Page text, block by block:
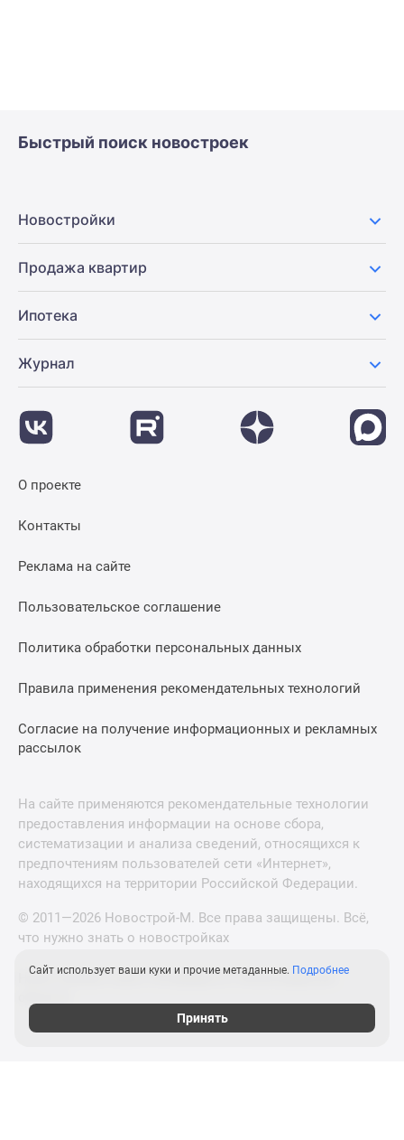
Быстрый поиск новостроек
Новостройки
Продажа квартир
Ипотека
Журнал
О проекте
Контакты
Реклама на сайте
Пользовательское соглашение
Политика обработки персональных данных
Правила применения рекомендательных технологий
Согласие на получение информационных и рекламных
рассылок
На сайте применяются рекомендательные технологии
предоставления информации на основе сбора,
систематизации и анализа сведений, относящихся к
предпочтениям пользователей сети «Интернет»,
находящихся на территории Российской Федерации.
© 2011—2026 Новострой-М. Все права защищены. Всё,
что нужно знать о новостройках
Новостройки Санкт-Петербурга и Ленинградской
Сайт использует ваши куки и прочие метаданные. Подробнее
Принять